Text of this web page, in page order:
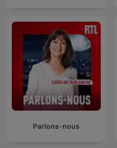
Parlons-nous